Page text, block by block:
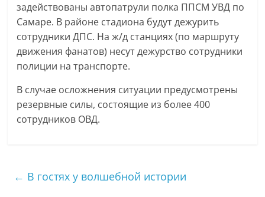
задействованы автопатрули полка ППСМ УВД по
Самаре. В районе стадиона будут дежурить
сотрудники ДПС. На ж/д станциях (по маршруту
движения фанатов) несут дежурство сотрудники
полиции на транспорте.
В случае осложнения ситуации предусмотрены
резервные силы, состоящие из более 400
сотрудников ОВД.
← В гостях у волшебной истории